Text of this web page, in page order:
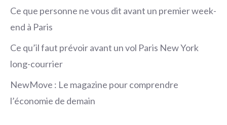
Ce que personne ne vous dit avant un premier week-
end à Paris
Ce qu’il faut prévoir avant un vol Paris New York
long-courrier
NewMove : Le magazine pour comprendre
l’économie de demain